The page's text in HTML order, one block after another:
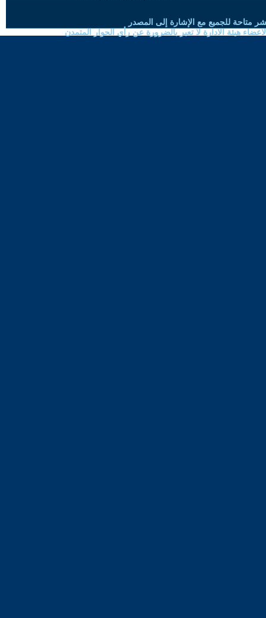
متاحة للجميع مع الإشارة إلى المصدر
هيئة الادارة لا تعبر بالضرورة عن رأي الحوار المتمدن